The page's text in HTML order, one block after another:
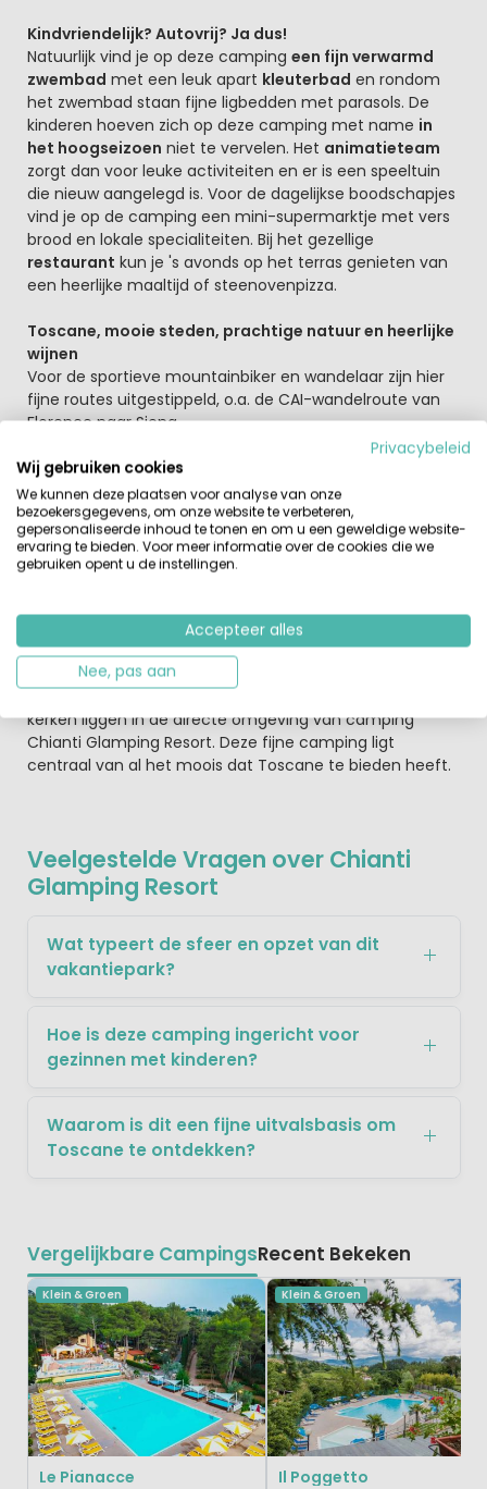
Kindvriendelijk? Autovrij? Ja dus!
Natuurlijk vind je op deze camping een fijn verwarmd
zwembad met een leuk apart kleuterbad en rondom
het zwembad staan fijne ligbedden met parasols. De
kinderen hoeven zich op deze camping met name in
het hoogseizoen niet te vervelen. Het animatieteam
zorgt dan voor leuke activiteiten en er is een speeltuin
die nieuw aangelegd is. Voor de dagelijkse boodschapjes
vind je op de camping een mini-supermarktje met vers
brood en lokale specialiteiten. Bij het gezellige
restaurant kun je 's avonds op het terras genieten van
een heerlijke maaltijd of steenovenpizza.
Toscane, mooie steden, prachtige natuur en heerlijke
wijnen
Voor de sportieve mountainbiker en wandelaar zijn hier
fijne routes uitgestippeld, o.a. de CAI-wandelroute van
Florence naar Siena.
Toscane is een van de mooiste streken van Italië.
Camping Chianti Glamping Resort ligt centraal in de
driehoek Florence, Siena en Arezzo. Het Toscaanse
landschap is puur genieten, de groene heuvels,
authentieke dorpjes, mooie steden. Florence, Siena,
Volpaia, Radda in Chianti en Panzano, staat bekend om
haar wijnen en een bezoek aan een wijnboer, of wijnhuis
moet je beslist inplannen tijdens je kampeervakantie.
Maar ook prachtige middeleeuwse kastelen, abdijen en
kerken liggen in de directe omgeving van camping
Chianti Glamping Resort. Deze fijne camping ligt
centraal van al het moois dat Toscane te bieden heeft.
Veelgestelde Vragen over Chianti
Glamping Resort
Wat typeert de sfeer en opzet van dit
vakantiepark?
Hoe is deze camping ingericht voor
gezinnen met kinderen?
Waarom is dit een fijne uitvalsbasis om
Toscane te ontdekken?
Vergelijkbare CampingsRecent Bekeken
Klein & Groen
Le Pianacce
Klein & Groen
Il Poggetto
Privacybeleid
Wij gebruiken cookies
We kunnen deze plaatsen voor analyse van onze
bezoekersgegevens, om onze website te verbeteren,
gepersonaliseerde inhoud te tonen en om u een geweldige website-
ervaring te bieden. Voor meer informatie over de cookies die we
gebruiken opent u de instellingen.
Accepteer alles
Nee, pas aan